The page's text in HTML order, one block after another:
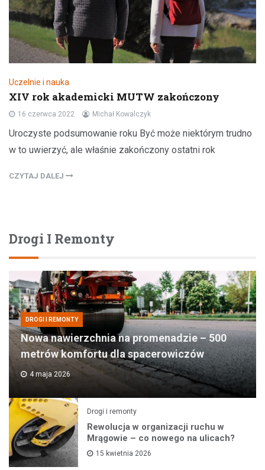
Uczelnie i nauka
XIV rok akademicki MUTW zakończony
16 czerwca 2022 Michał Kowalczyk
Uroczyste podsumowanie roku Być może niektórym trudno
w to uwierzyć, ale właśnie zakończony ostatni rok
CZYTAJ DALEJ
Drogi I Remonty
DROGI I REMONTY
Nowa nawierzchnia na promenadzie – 500
metrów komfortu dla spacerowiczów
4 maja 2026
Drogi i remonty
Rewolucja w organizacji ruchu w
Mrągowie – co nowego na ulicach?
15 kwietnia 2026